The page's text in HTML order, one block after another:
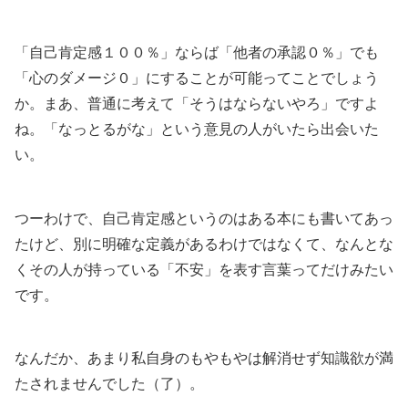
「自己肯定感１００％」ならば「他者の承認０％」でも
「心のダメージ０」にすることが可能ってことでしょう
か。まあ、普通に考えて「そうはならないやろ」ですよ
ね。「なっとるがな」という意見の人がいたら出会いた
い。
つーわけで、自己肯定感というのはある本にも書いてあっ
たけど、別に明確な定義があるわけではなくて、なんとな
くその人が持っている「不安」を表す言葉ってだけみたい
です。
なんだか、あまり私自身のもやもやは解消せず知識欲が満
たされませんでした（了）。